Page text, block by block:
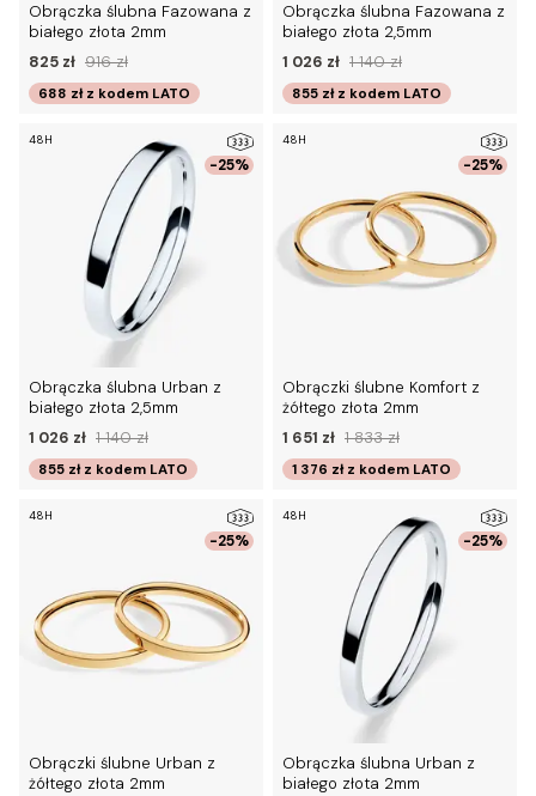
Obrączka ślubna Fazowana z
białego złota 2mm
825 zł 916 zł
688 zł z kodem LATO
Obrączka ślubna Fazowana z
białego złota 2,5mm
1 026 zł 1 140 zł
855 zł z kodem LATO
-25%
48H
Obrączka ślubna Urban z
białego złota 2,5mm
1 026 zł 1 140 zł
855 zł z kodem LATO
-25%
48H
Obrączki ślubne Komfort z
żółtego złota 2mm
1 651 zł 1 833 zł
1 376 zł z kodem LATO
-25%
48H
Obrączki ślubne Urban z
żółtego złota 2mm
-25%
48H
Obrączka ślubna Urban z
białego złota 2mm